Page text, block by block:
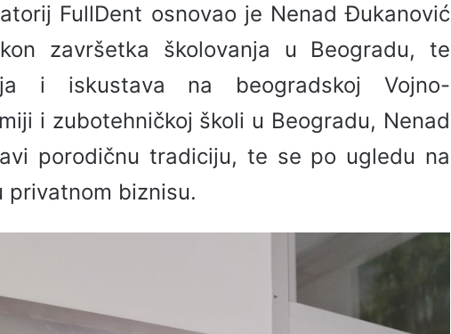
FullDent osnovao je Nenad Đukanović
završetka školovanja u Beogradu, te
i iskustava na beogradskoj Vojno-
i zubotehničkoj školi u Beogradu, Nenad
porodičnu tradiciju, te se po ugledu na
privatnom biznisu.